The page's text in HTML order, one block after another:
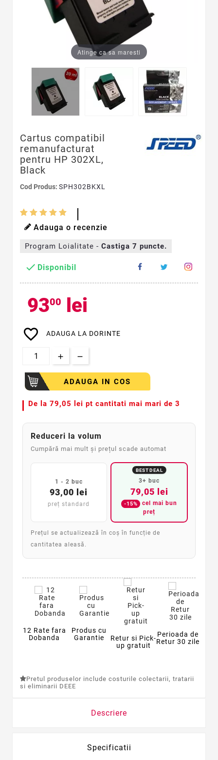
Atinge ca sa maresti
Cartus compatibil
remanufacturat
pentru HP 302XL,
Black
Cod Produs: SPH302BKXL
Adauga o recenzie
Program Loialitate - Castiga 7 puncte.
 Disponibil
9300 lei
favorite_border ADAUGA LA DORINTE
ADAUGA IN COS
De la 79,05 lei pt cantitati mai mari de 3
Reduceri la volum
Cumpără mai mult și prețul scade automat
1 - 2 buc
93,00 lei
preț standard
BEST DEAL
3+ buc
79,05 lei
-15%
cel mai bun
preț
Prețul se actualizează în coș în funcție de
cantitatea aleasă.
12 Rate fara
Dobanda
Produs cu
Garantie
Retur si Pick-
up gratuit
Perioada de
Retur 30 zile
Pretul produselor include costurile colectarii, tratarii
si eliminarii DEEE
Descriere
Specificatii